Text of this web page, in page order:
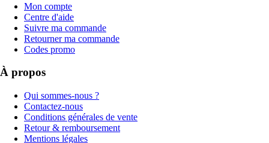
Mon compte
Centre d'aide
Suivre ma commande
Retourner ma commande
Codes promo
À propos
Qui sommes-nous ?
Contactez-nous
Conditions générales de vente
Retour & remboursement
Mentions légales